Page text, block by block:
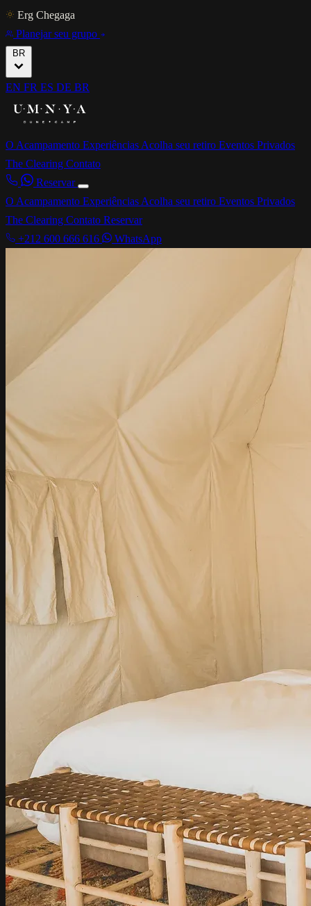
Erg Chegaga
Planejar seu grupo
BR
EN FR ES DE BR
O Acampamento Experiências Acolha seu retiro Eventos Privados
The Clearing Contato
Reservar
O Acampamento Experiências Acolha seu retiro Eventos Privados
The Clearing Contato Reservar
+212 600 666 616
WhatsApp